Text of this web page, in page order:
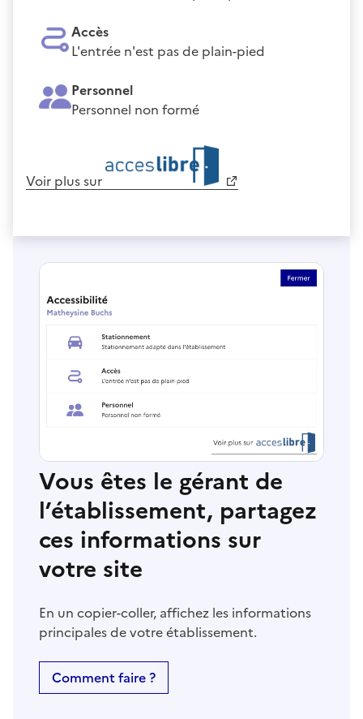
Accès
L'entrée n'est pas de plain-pied
Personnel
Personnel non formé
Voir plus sur
Vous êtes le gérant de
l’établissement, partagez
ces informations sur
votre site
En un copier-coller, affichez les informations
principales de votre établissement.
Comment faire ?